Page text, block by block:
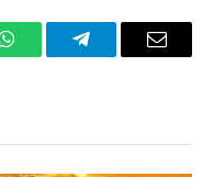
WhatsAppTelegramEmail